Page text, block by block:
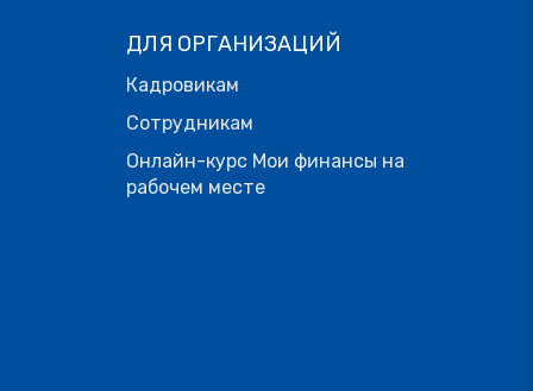
ДЛЯ ОРГАНИЗАЦИЙ
Кадровикам
Сотрудникам
Онлайн-курс Мои финансы на
рабочем месте